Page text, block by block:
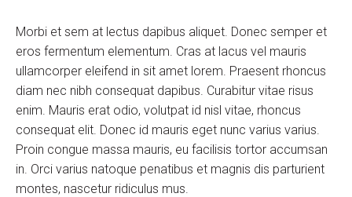
Morbi et sem at lectus dapibus aliquet. Donec semper et
eros fermentum elementum. Cras at lacus vel mauris
ullamcorper eleifend in sit amet lorem. Praesent rhoncus
diam nec nibh consequat dapibus. Curabitur vitae risus
enim. Mauris erat odio, volutpat id nisl vitae, rhoncus
consequat elit. Donec id mauris eget nunc varius varius.
Proin congue massa mauris, eu facilisis tortor accumsan
in. Orci varius natoque penatibus et magnis dis parturient
montes, nascetur ridiculus mus.